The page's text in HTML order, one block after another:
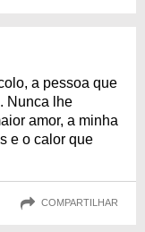
a pessoa que
Nunca lhe
amor, a minha
e o calor que
COMPARTILHAR